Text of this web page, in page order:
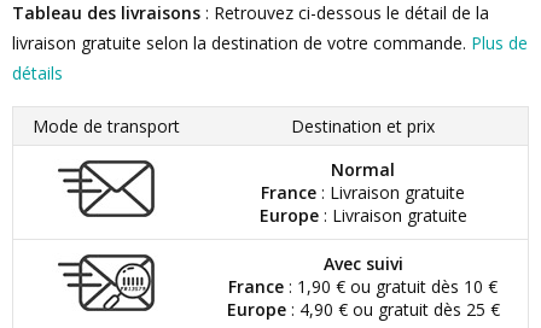
Tableau des livraisons : Retrouvez ci-dessous le détail de la
livraison gratuite selon la destination de votre commande. Plus de
détails
Mode de transport
Destination et prix
Normal
France : Livraison gratuite
Europe: Livraison gratuite
Avec suivi
France : 1,90 € ou gratuit dès 10 €
Europe: 4,90 € ou gratuit dès 25 €